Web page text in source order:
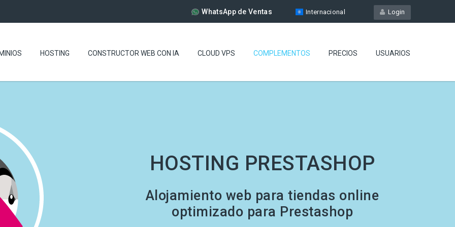
Login
WhatsApp de Ventas Internacional
HOSTING CONSTRUCTOR WEB CON IA CLOUD VPS COMPLEMENTOS PRECIOS USUARIOS
HOSTING PRESTASHOP
Alojamiento web para tiendas online
optimizado para Prestashop